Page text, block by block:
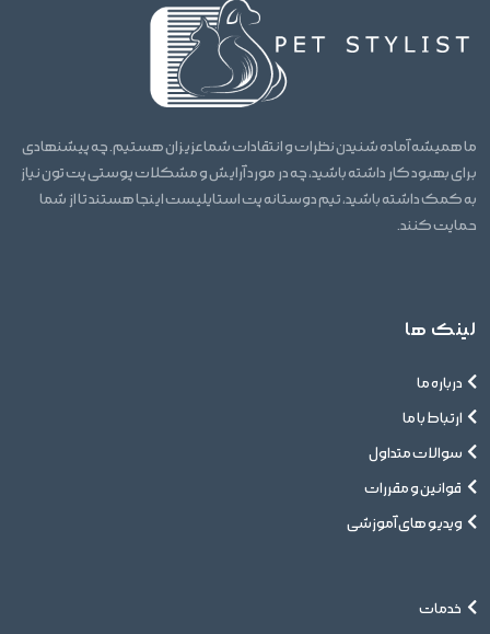
ما همیشه آماده شنیدن نظرات و انتقادات شما عزیزان هستیم. چه پیشنهادی
برای بهبود کار داشته باشید، چه در مورد آرایش و مشکلات پوستی پت تون نیاز
به کمک داشته باشید، تیم دوستانه پت استایلیست اینجا هستند تا از شما
حمایت کنند.
لینک ها
درباره ما
ارتباط با ما
سوالات متداول
قوانین و مقررات
ویدیو های آموزشی
خدمات